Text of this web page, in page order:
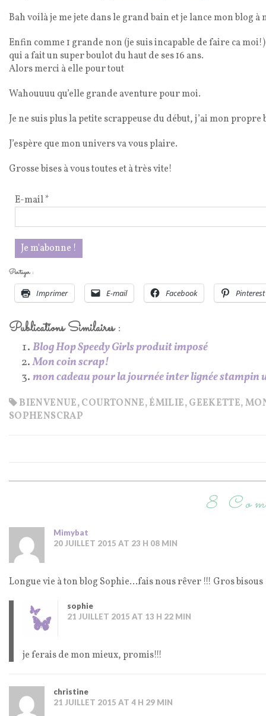
Bah voilà je me jete dans le grand bain et je lance mon blog
Enfin comme 1 grande non (je suis incapable de faire ca
qui a fait un super boulot du haut de ses 16 ans.
Alors merci à elle pour tout
Wahouuuu qu’elle grande aventure pour moi.
Je ne suis plus la petite scrappeuse du début, j’ai mon
J’espère que mon univers va vous plaire.
Grosse bises à vous toutes et à très vite!
E-mail*
Partager :
Imprimer E-mail Facebook Pinterest
Publications Similaires :
Blog Hop Speedy Girls produit imposé
Mon coin scrap!
mon cadeau pour la journée inter lignée stampin
BIENVENUE,COURTONNE,ÉMILIE,GEEKETTE,
SOPHENSCRAP
8
Mimybat
20 JUILLET 2015 AT 23 H 08 MIN
Longue vie à ton blog Sophie…fais nous rêver !!! Gros bisous
sophie
21 JUILLET 2015 AT 13 H 22 MIN
je ferais de mon mieux, promis!!!
christine
21 JUILLET 2015 AT 4 H 29 MIN